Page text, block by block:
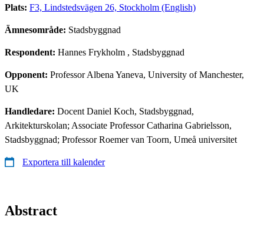
Plats: F3, Lindstedsvägen 26, Stockholm (English)
Ämnesområde: Stadsbyggnad
Respondent: Hannes Frykholm , Stadsbyggnad
Opponent: Professor Albena Yaneva, University of Manchester,
UK
Handledare: Docent Daniel Koch, Stadsbyggnad,
Arkitekturskolan; Associate Professor Catharina Gabrielsson,
Stadsbyggnad; Professor Roemer van Toorn, Umeå universitet
Exportera till kalender
Abstract